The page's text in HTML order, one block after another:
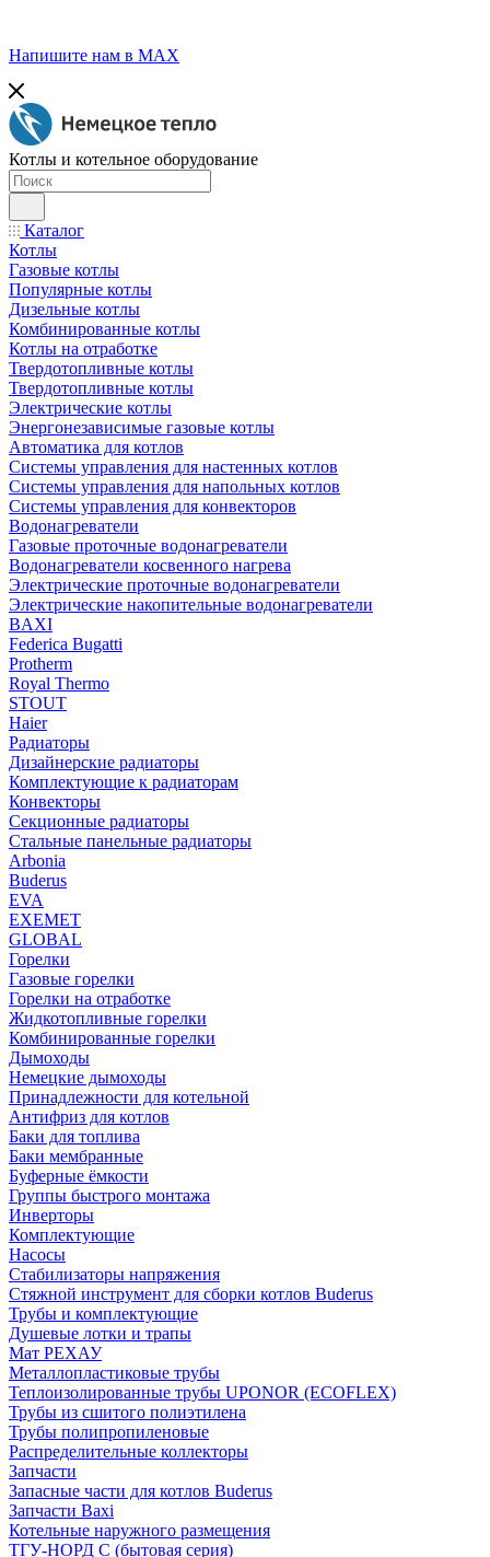
Напишите нам в МАХ
Котлы и котельное оборудование
Каталог
Котлы
Газовые котлы
Популярные котлы
Дизельные котлы
Комбинированные котлы
Котлы на отработке
Твердотопливные котлы
Твердотопливные котлы
Электрические котлы
Энергонезависимые газовые котлы
Автоматика для котлов
Системы управления для настенных котлов
Системы управления для напольных котлов
Системы управления для конвекторов
Водонагреватели
Газовые проточные водонагреватели
Водонагреватели косвенного нагрева
Электрические проточные водонагреватели
Электрические накопительные водонагреватели
BAXI
Federica Bugatti
Protherm
Royal Thermo
STOUT
Haier
Радиаторы
Дизайнерские радиаторы
Комплектующие к радиаторам
Конвекторы
Секционные радиаторы
Стальные панельные радиаторы
Arbonia
Buderus
EVA
EXEMET
GLOBAL
Горелки
Газовые горелки
Горелки на отработке
Жидкотопливные горелки
Комбинированные горелки
Дымоходы
Немецкие дымоходы
Принадлежности для котельной
Антифриз для котлов
Баки для топлива
Баки мембранные
Буферные ёмкости
Группы быстрого монтажа
Инверторы
Комплектующие
Насосы
Стабилизаторы напряжения
Стяжной инструмент для сборки котлов Buderus
Трубы и комплектующие
Душевые лотки и трапы
Мат РЕХАУ
Металлопластиковые трубы
Теплоизолированные трубы UPONOR (ECOFLEX)
Трубы из сшитого полиэтилена
Трубы полипропиленовые
Распределительные коллекторы
Запчасти
Запасные части для котлов Buderus
Запчасти Baxi
Котельные наружного размещения
ТГУ-НОРД С (бытовая серия)